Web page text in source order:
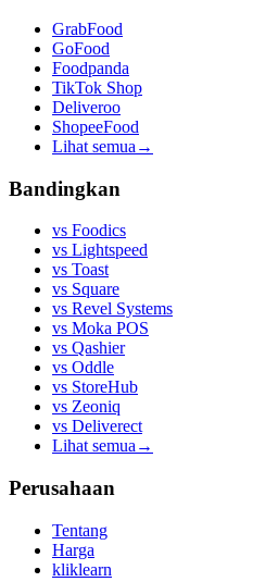
GrabFood
GoFood
Foodpanda
TikTok Shop
Deliveroo
ShopeeFood
Lihat semua →
Bandingkan
vs Foodics
vs Lightspeed
vs Toast
vs Square
vs Revel Systems
vs Moka POS
vs Qashier
vs Oddle
vs StoreHub
vs Zeoniq
vs Deliverect
Lihat semua →
Perusahaan
Tentang
Harga
kliklearn